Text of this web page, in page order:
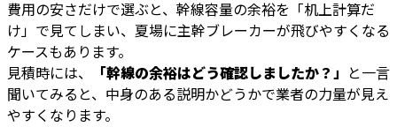
費用の安さだけで選ぶと、幹線容量の余裕を「机上計算だ
け」で見てしまい、夏場に主幹ブレーカーが飛びやすくなる
ケースもあります。
見積時には、
「幹線の余裕はどう確認しましたか？」 と一言
聞いてみると、中身のある説明かどうかで業者の力量が見え
やすくなります。